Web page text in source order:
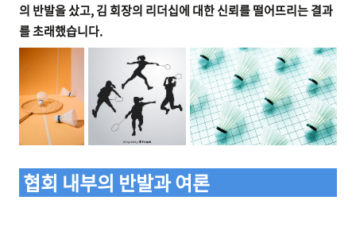
의 반발을 샀고, 김 회장의 리더십에 대한 신뢰를 떨어뜨리는 결과
를 초래했습니다.
협회 내부의 반발과 여론